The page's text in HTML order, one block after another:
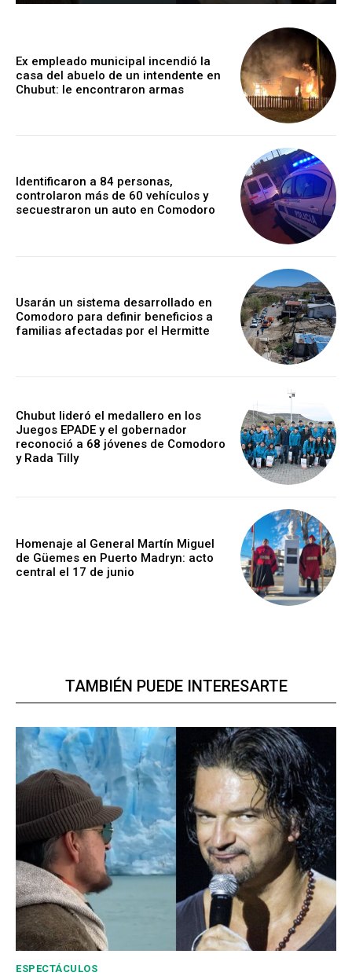
Ex empleado municipal incendió la
casa del abuelo de un intendente en
Chubut: le encontraron armas
Identificaron a 84 personas,
controlaron más de 60 vehículos y
secuestraron un auto en Comodoro
Usarán un sistema desarrollado en
Comodoro para definir beneficios a
familias afectadas por el Hermitte
Chubut lideró el medallero en los
Juegos EPADE y el gobernador
reconoció a 68 jóvenes de Comodoro
y Rada Tilly
Homenaje al General Martín Miguel
de Güemes en Puerto Madryn: acto
central el 17 de junio
TAMBIÉN PUEDE INTERESARTE
ESPECTÁCULOS